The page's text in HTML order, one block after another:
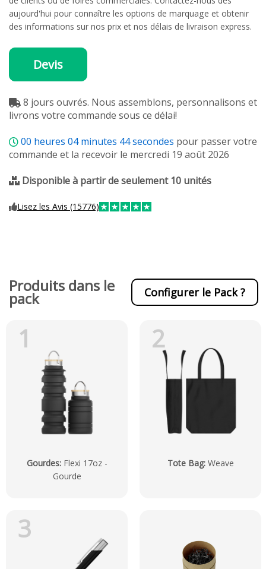
aujourd'hui pour connaître les options de marquage et obtenir
des informations sur nos prix et nos délais de livraison express.
Devis
8 jours ouvrés. Nous assemblons, personnalisons et
livrons votre commande sous ce délai!
00 heures 04minutes 43secondes pour passer votre
commande et la recevoir le mercredi 19 août 2026
Disponible à partir de seulement 10 unités
Lisez les Avis (15776)
Produits dans le
pack Configurer le Pack ?
1
Gourdes: Flexi 17oz -
Gourde
2
Tote Bag: Weave
3